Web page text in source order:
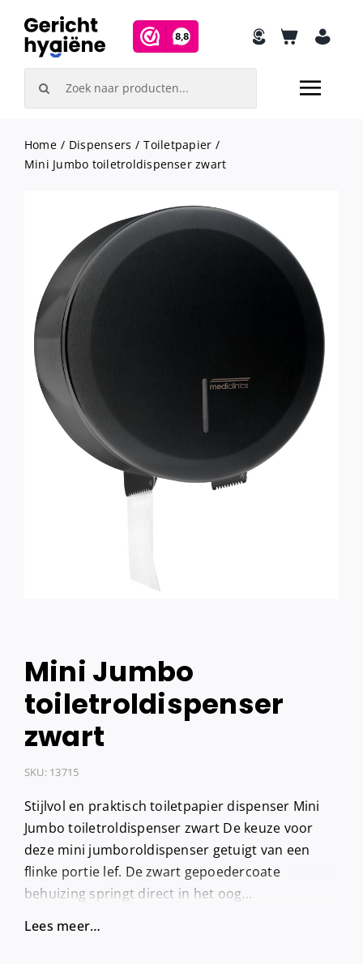
content
Home Dispensers
Toiletpapier
Mini Jumbo toiletroldispenser zwart
Mini Jumbo
toiletroldispenser
zwart
SKU: 13715
Stijlvol en praktisch toiletpapier dispenser Mini
Jumbo toiletroldispenser zwart De keuze voor
deze mini jumboroldispenser getuigt van een
flinke portie lef. De zwart gepoedercoate
behuizing springt direct in het oog...
Lees meer…